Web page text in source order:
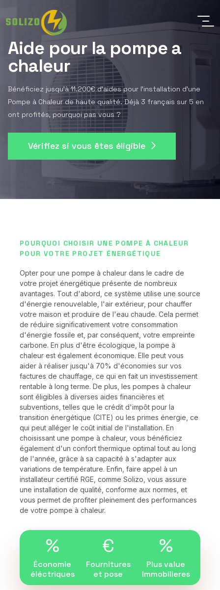
Aide pour la pompe a
chaleur
Bénéficiez jusqu'à 11.200€ d'aides pour l'installation d'une
Pompe à Chaleur de haute qualité. Déjà 3 français sur 5 en
ont profités, pourquoi pas vous ?
Vérifiez si vous êtes éligible
POURQUOI CHOISIR UNE POMPE À CHALEUR
POUR VOTRE PROJET ÉNERGÉTIQUE
Opter pour une pompe à chaleur dans le cadre de
votre projet énergétique présente de nombreux
avantages. Tout d'abord, ce système utilise une source
d'énergie renouvelable, l'air extérieur, pour chauffer
votre maison et produire de l'eau chaude. Cela permet
de réduire significativement votre consommation
d'énergie fossile et, par conséquent, votre empreinte
carbone. En plus d'être écologique, la pompe à
chaleur est également économique. Elle peut vous
aider à réaliser jusqu'à 70% d'économies sur vos
factures de chauffage, ce qui en fait un investissement
rentable à long terme. De plus, les pompes à chaleur
sont éligibles à diverses aides financières et
subventions, telles que le crédit d'impôt pour la
transition énergétique (CITE) ou les primes énergie, ce
qui peut alléger le coût initial de l'installation. En
choisissant une pompe à chaleur, vous bénéficiez
également d'un confort thermique optimal tout au long
de l'année, grâce à sa capacité à s'adapter aux
variations de température. Enfin, faire appel à un
installateur certifié RGE, comme Solizo, vous assure
une installation de qualité, conforme aux normes, et
vous permet de profiter pleinement des performances
de votre pompe à chaleur.
%
Économie
éléctriques
€
Fournitures
et pose
%
Plus value
Immobilieres